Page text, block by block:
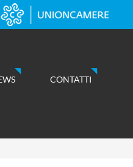
CONTATTI